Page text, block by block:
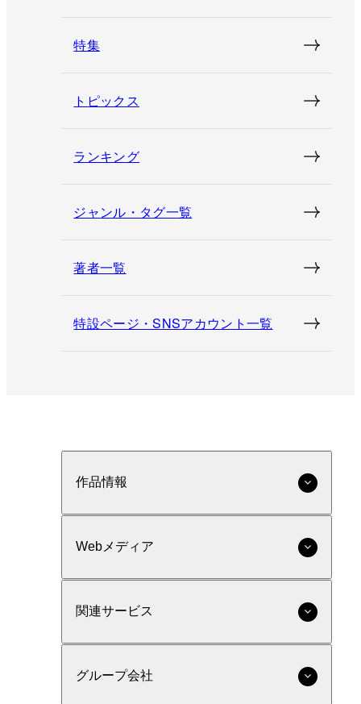
特集
トピックス
ランキング
ジャンル・タグ一覧
著者一覧
特設ページ・SNSアカウント一覧
作品情報
Webメディア
関連サービス
グループ会社